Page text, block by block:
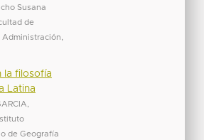
Susana
de
Administración
la filosofía
Latina
de Geografía